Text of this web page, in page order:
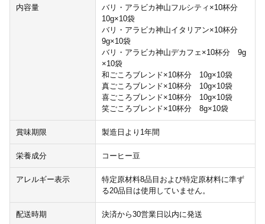
内容量
バリ・アラビカ神山フルシティ×10杯分
10g×10袋
バリ・アラビカ神山イタリアン×10杯分
9g×10袋
バリ・アラビカ神山デカフェ×10杯分 9g
×10袋
和ごころブレンド×10杯分 10g×10袋
真ごころブレンド×10杯分 10g×10袋
喜ごころブレンド×10杯分 10g×10袋
笑ごころブレンド×10杯分 8g×10袋
賞味期限 製造日より1年間
栄養成分 コーヒー豆
アレルギー表示
特定原材料8品目および特定原材料に準ず
る20品目は使用していません。
配送時期 決済から30営業日以内に発送